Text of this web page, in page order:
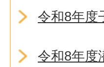
令和8年度
令和8年度